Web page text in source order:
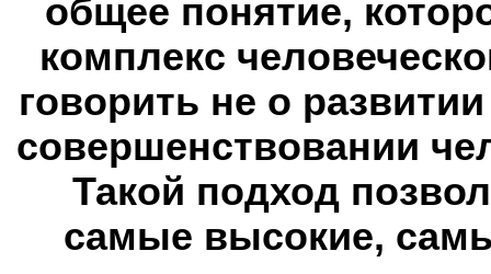
общее понятие,
комплекс
говорить не о
совершенствовании
Такой подход
самые высокие,